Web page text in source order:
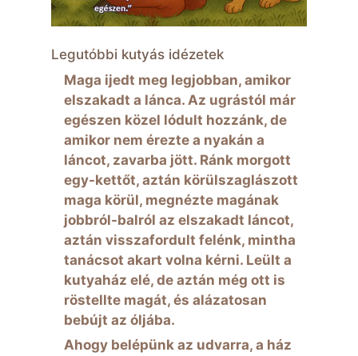
Legutóbbi kutyás idézetek
Maga ijedt meg legjobban, amikor
elszakadt a lánca. Az ugrástól már
egészen közel lódult hozzánk, de
amikor nem érezte a nyakán a
láncot, zavarba jött. Ránk morgott
egy-kettőt, aztán körülszaglászott
maga körül, megnézte magának
jobbról-balról az elszakadt láncot,
aztán visszafordult felénk, mintha
tanácsot akart volna kérni. Leült a
kutyaház elé, de aztán még ott is
röstellte magát, és alázatosan
bebújt az óljába.
Ahogy belépünk az udvarra, a ház